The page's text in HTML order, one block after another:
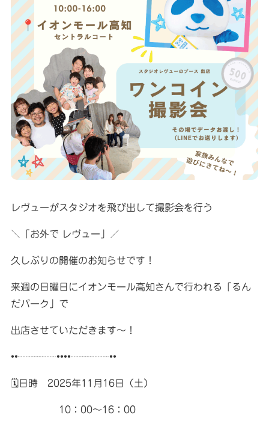
レヴューがスタジオを飛び出して撮影会を行う
＼「お外で レヴュー」／
久しぶりの開催のお知らせです！
来週の日曜日にイオンモール高知さんで行われる「るん
だパーク」で
出店させていただきます〜！
••┈┈┈┈••••┈┈┈┈••
🗓日時 2025年11月16日（土）
10：00〜16：00